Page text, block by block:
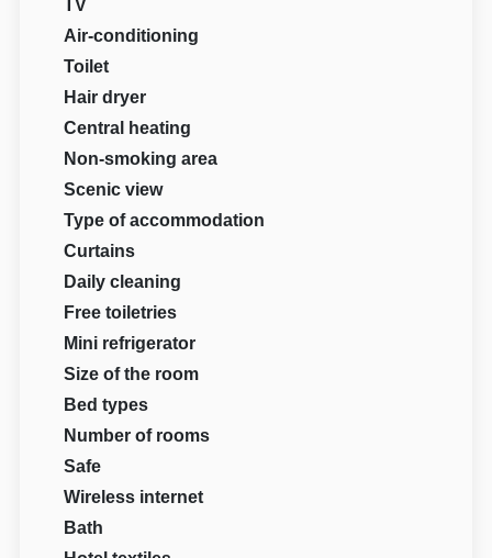
TV
Air-conditioning
Toilet
Hair dryer
Central heating
Non-smoking area
Scenic view
Type of accommodation
Curtains
Daily cleaning
Free toiletries
Mini refrigerator
Size of the room
Bed types
Number of rooms
Safe
Wireless internet
Bath